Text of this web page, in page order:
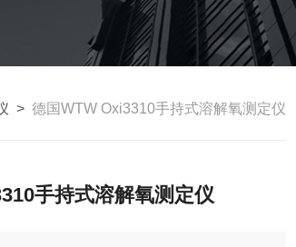
> 德国WTW Oxi3310手持式溶解氧测定仪
手持式溶解氧测定仪